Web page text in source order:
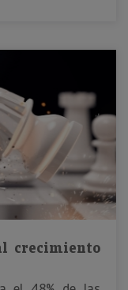
crecimiento